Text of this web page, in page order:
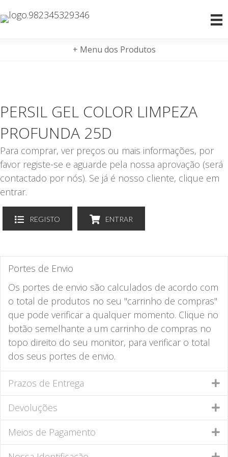
+ Menu dos Produtos
PERSIL GEL COLOR LIMPEZA
PROFUNDA 25D
Para comprar, ver preços ou mais informações, por
favor registe-se e aguarde pela nossa aprovação (será
contactado por nós). Se já é nosso cliente, clique em
entrar.
REGISTO ENTRAR
Portes de Envio
Os portes de envio são calculados de acordo com
o total de produtos no seu "carrinho de compras"
que pode verificar a qualquer momento. Clique no
botão semelhante a um carrinho de compras no
topo direito do seu monitor, para verificar o total
dos seus portes de envio.
Prazos de Entrega
Devoluções
Meios de Pagamento